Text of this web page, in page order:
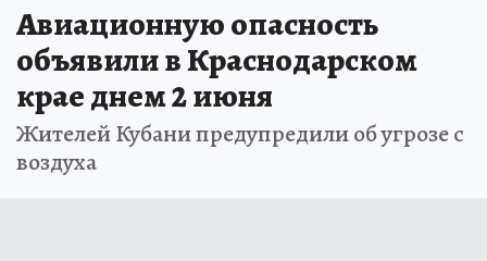
Авиационную опасность
объявили в Краснодарском
крае днем 2 июня
Жителей Кубани предупредили об угрозе с
воздуха